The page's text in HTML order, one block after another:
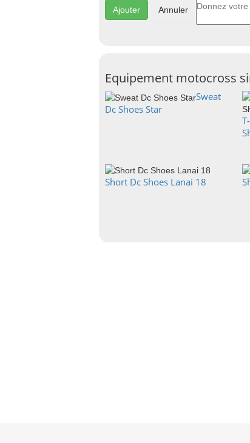
Annuler
Equipement motocross
Sweat
Dc Shoes Star
Short Dc Shoes Lanai 18